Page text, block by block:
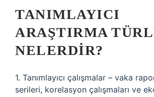
TANIMLAYICI
ARAŞTIRMA
NELERDIR?
1. Tanımlayıcı çalışmalar – vaka
serileri, korelasyon çalışmaları ve